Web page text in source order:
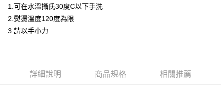
運送方式
付款後全家取貨
每筆NT$80，滿NT$399(含以上)免運費
1.可在水溫攝氏30度C以下手洗
2.熨燙溫度120度為限
3.請以手小力
詳細說明 商品規格 相關推薦